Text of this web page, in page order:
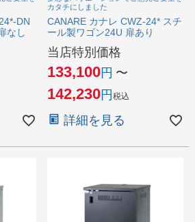
DN
なし
カタチにしました
CANARE カナレ CWZ-24* スチ
ール製ワゴン24U 扉あり
当店特別価格
133,100 〜
142,230 税込
詳細を見る